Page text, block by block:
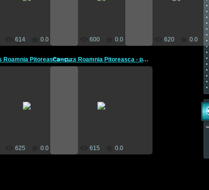
614 0.0 600 0.0 620 0.0
Concurs Roamnia Pitoreasca - prof. Popa Cristina si Rada ...
625 0.0
Concurs Roamnia Pitoreasca - prof. Popa Cristina si Rada ...
615 0.0